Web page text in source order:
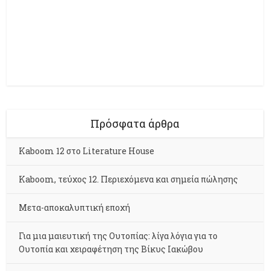
Πρόσφατα άρθρα
Kaboom 12 στο Literature House
Kaboom, τεύχος 12. Περιεχόμενα και σημεία πώλησης
Μετα-αποκαλυπτική εποχή
Για μια μαιευτική της Ουτοπίας: λίγα λόγια για το
Ουτοπία και χειραφέτηση της Βίκυς Ιακώβου